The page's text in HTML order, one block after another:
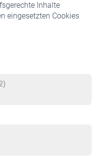
Inhalte
eingesetzten Cookies